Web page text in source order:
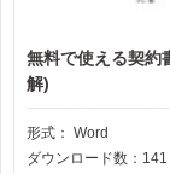
無料で使える契約
解)
形式： Word
ダウンロード数：141